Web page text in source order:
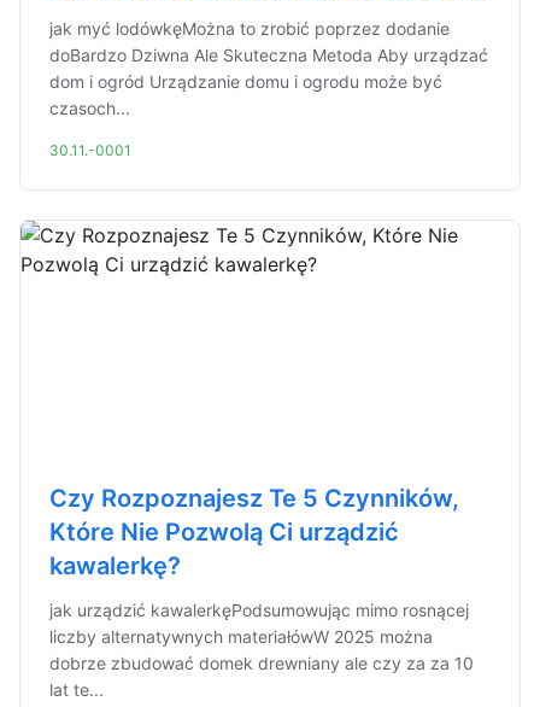
jak myć lodówkęMożna to zrobić poprzez dodanie
doBardzo Dziwna Ale Skuteczna Metoda Aby urządzać
dom i ogród Urządzanie domu i ogrodu może być
czasoch...
30.11.-0001
Czy Rozpoznajesz Te 5 Czynników,
Które Nie Pozwolą Ci urządzić
kawalerkę?
jak urządzić kawalerkęPodsumowując mimo rosnącej
liczby alternatywnych materiałówW 2025 można
dobrze zbudować domek drewniany ale czy za za 10
lat te...